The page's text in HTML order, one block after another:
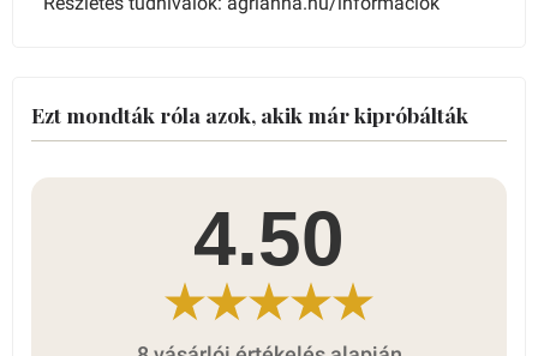
Ezt mondták róla azok, akik már kipróbálták
4.50